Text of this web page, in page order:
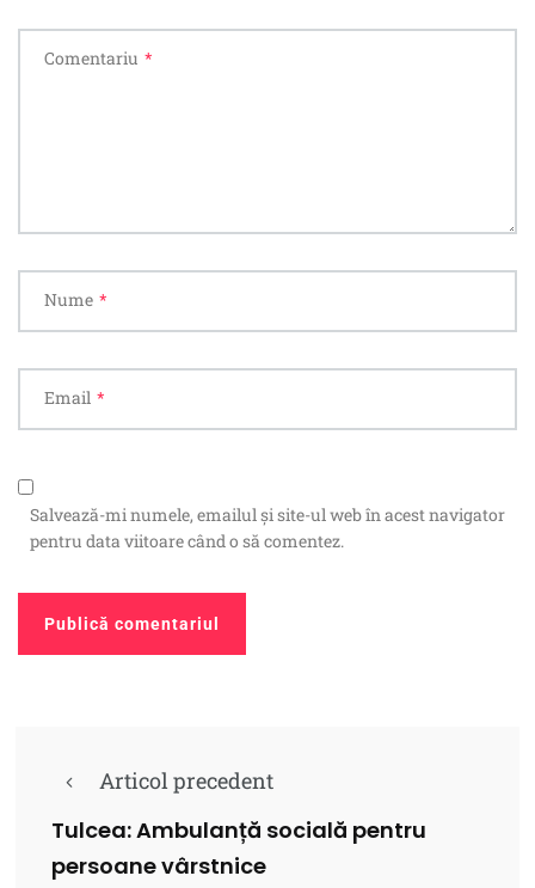
Comentariu *
Nume *
Email *
Salvează-mi numele, emailul și site-ul web în acest navigator
pentru data viitoare când o să comentez.
Articol precedent
Tulcea: Ambulanță socială pentru
persoane vârstnice